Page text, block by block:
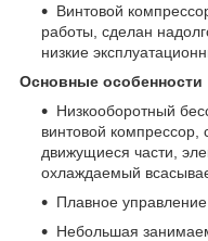
Винтовой
работы, сделан
низкие
Основные особенности
Низкооборотный
винтовой
движущиеся части,
охлаждаемый
Плавное
Небольшая